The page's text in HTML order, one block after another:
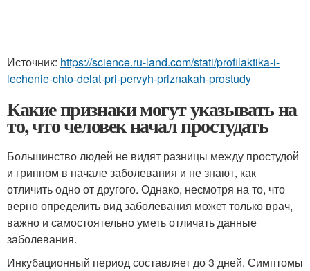
Источник: https://science.ru-land.com/stati/profilaktika-i-
lechenie-chto-delat-pri-pervyh-priznakah-prostudy
Какие признаки могут указывать на
то, что человек начал простудать
Большинство людей не видят разницы между простудой
и гриппом в начале заболевания и не знают, как
отличить одно от другого. Однако, несмотря на то, что
верно определить вид заболевания может только врач,
важно и самостоятельно уметь отличать данные
заболевания.
Инкубационный период составляет до 3 дней. Симптомы